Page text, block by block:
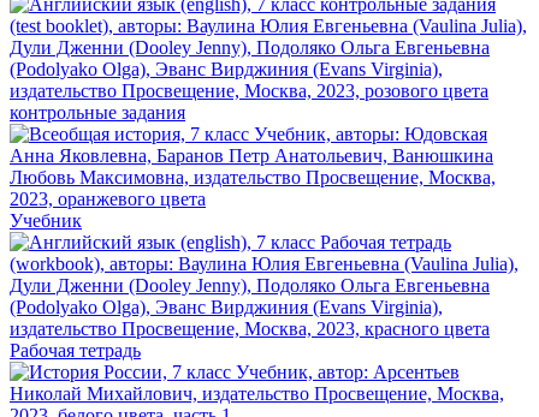
контрольные задания
Учебник
Рабочая тетрадь